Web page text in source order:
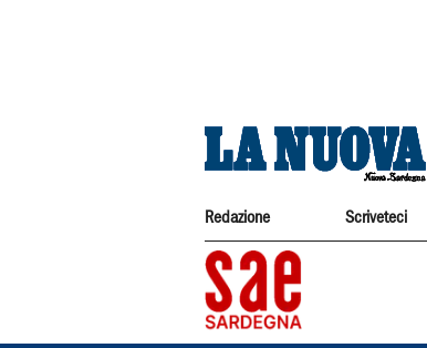
Redazione Scriveteci